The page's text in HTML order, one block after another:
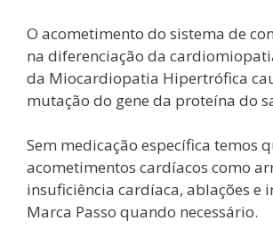
O acometimento do sistema de
na diferenciação da
da Miocardiopatia Hipertrófica
mutação do gene da proteína do
Sem medicação específica temos
acometimentos cardíacos como
insuficiência cardíaca, ablações e
Marca Passo quando necessário.